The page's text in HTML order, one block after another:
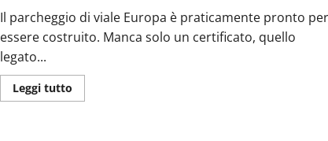
Il parcheggio di viale Europa è praticamente pronto per
essere costruito. Manca solo un certificato, quello
legato...
Leggi tutto